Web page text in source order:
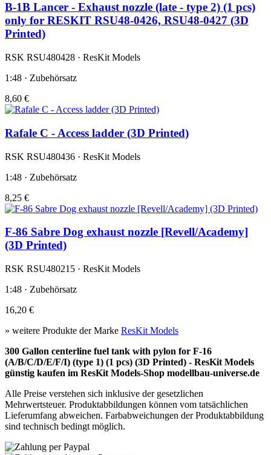
B-1B Lancer - Exhaust nozzle (late - type 2) (1 pcs)
only for RESKIT RSU48-0426, RSU48-0427 (3D
Printed)
RSK RSU480428 · ResKit Models
1:48 · Zubehörsatz
8,60 €
Rafale C - Access ladder (3D Printed)
RSK RSU480436 · ResKit Models
1:48 · Zubehörsatz
8,25 €
F-86 Sabre Dog exhaust nozzle [Revell/Academy]
(3D Printed)
RSK RSU480215 · ResKit Models
1:48 · Zubehörsatz
16,20 €
» weitere Produkte der Marke ResKit Models
300 Gallon centerline fuel tank with pylon for F-16
(A/B/C/D/E/F/I) (type 1) (1 pcs) (3D Printed) - ResKit Models
günstig kaufen im ResKit Models-Shop modellbau-universe.de
Alle Preise verstehen sich inklusive der gesetzlichen
Mehrwertsteuer. Produktabbildungen können vom tatsächlichen
Lieferumfang abweichen. Farbabweichungen der Produktabbildung
sind technisch bedingt möglich.